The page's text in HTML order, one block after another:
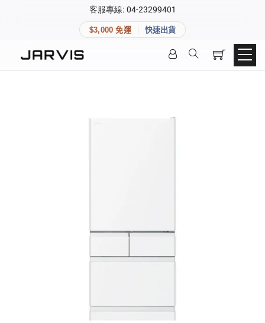
客服專線: 04-23299401
$3,000 免運 快速出貨
快速連結
登入後可查看訂單、會員資料與收藏清單。